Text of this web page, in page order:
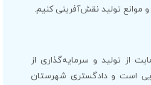
موانع تولید نقش‌آفرینی کنیم.
از تولید و سرمایه‌گذاری از
است و دادگستری شهرستان